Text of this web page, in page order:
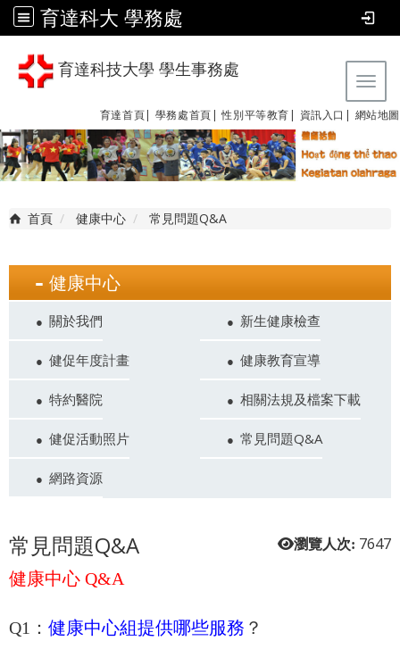
育達科大 學務處
育達科技大學 學生事務處
育達首頁| 學務處首頁| 性別平等教育 | 資訊入口| 網站地圖
首頁 健康中心 常見問題Q&A
健康中心
關於我們 新生健康檢查
健促年度計畫 健康教育宣導
特約醫院 相關法規及檔案下載
健促活動照片 常見問題Q&A
網路資源
瀏覽人次: 7647
常見問題Q&A
健康中心 Q&A
Q1： 健康中心組提供哪些服務 ？